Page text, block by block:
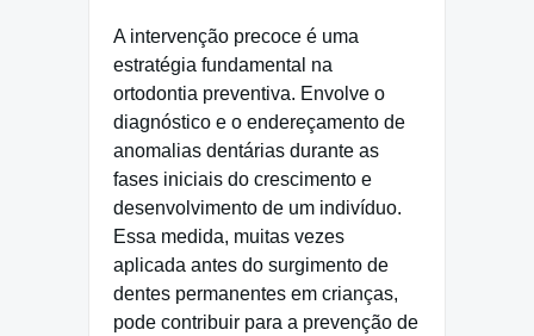
A intervenção precoce é uma
estratégia fundamental na
ortodontia preventiva. Envolve o
diagnóstico e o endereçamento de
anomalias dentárias durante as
fases iniciais do crescimento e
desenvolvimento de um indivíduo.
Essa medida, muitas vezes
aplicada antes do surgimento de
dentes permanentes em crianças,
pode contribuir para a prevenção de